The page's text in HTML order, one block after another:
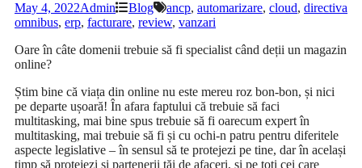
May 4, 2022Admin Blog ancp, automarizare, cloud, directiva
omnibus, erp, facturare, review, vanzari
Oare în câte domenii trebuie să fi specialist când deții un magazin
online?
Știm bine că viața din online nu este mereu roz bon-bon, și nici
pe departe ușoară! În afara faptului că trebuie să faci
multitasking, mai bine spus trebuie să fi oarecum expert în
multitasking, mai trebuie să fi și cu ochi-n patru pentru diferitele
aspecte legislative – în sensul să te protejezi pe tine, dar în același
timp să protejezi și partenerii tăi de afaceri, și pe toți cei care